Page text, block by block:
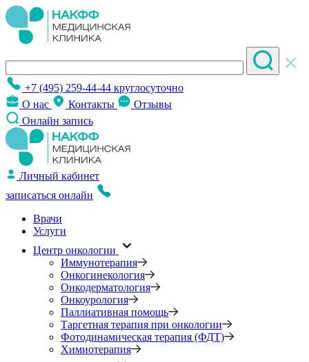
+7 (495) 259-44-44 круглосуточно
О нас
Контакты
Отзывы
Онлайн запись
Личный кабинет
записаться онлайн
Врачи
Услуги
Центр онкологии
Иммунотерапия
Онкогинекология
Онкодерматология
Онкоурология
Паллиативная помощь
Таргетная терапия при онкологии
Фотодинамическая терапия (ФДТ)
Химиотерапия